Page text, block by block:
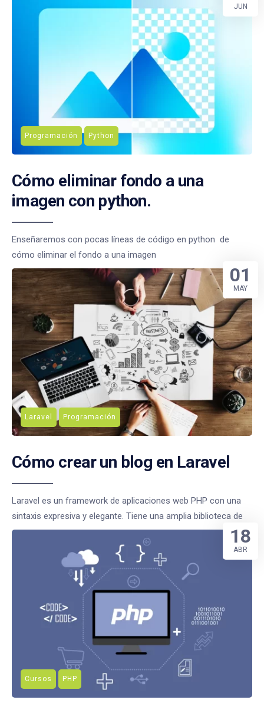
Programación Python
Cómo eliminar fondo a una
imagen con python.
Enseñaremos con pocas líneas de código en python de
cómo eliminar el fondo a una imagen
JUN
Laravel Programación
Cómo crear un blog en Laravel
Laravel es un framework de aplicaciones web PHP con una
sintaxis expresiva y elegante. Tiene una amplia biblioteca de
01
MAY
Cursos PHP
18
ABR